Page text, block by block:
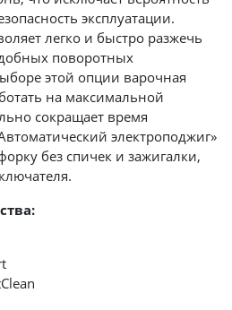
эксплуатации.
легко и быстро разжечь
поворотных
этой опции варочная
на максимальной
сокращает время
электроподжиг»
без спичек и зажигалки,